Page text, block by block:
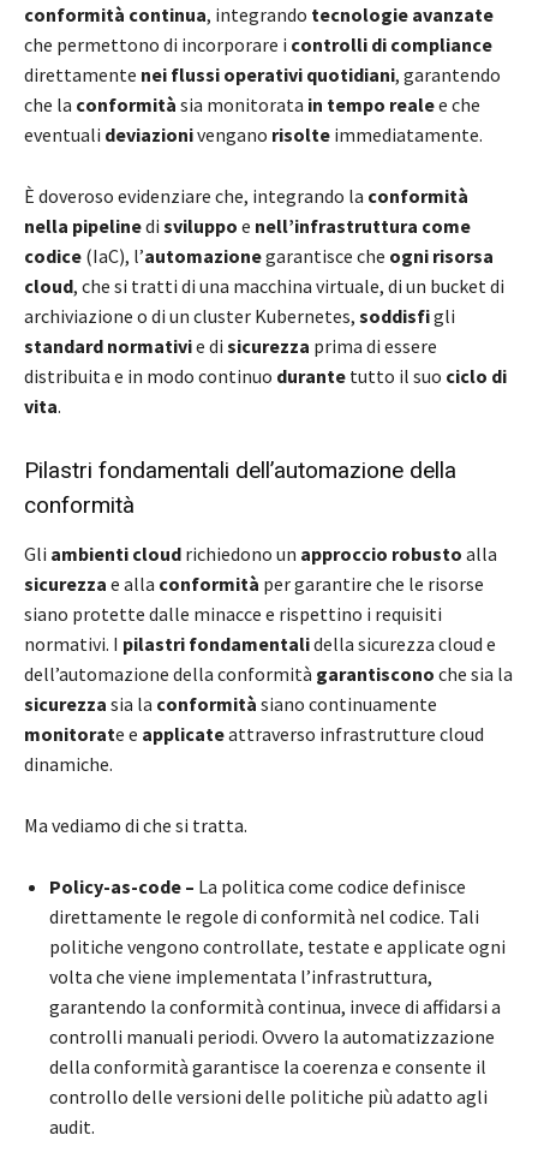
conformità continua, integrando tecnologie avanzate
che permettono di incorporare i controlli di compliance
direttamente nei flussi operativi quotidiani, garantendo
che la conformità sia monitorata in tempo realee che
eventuali deviazionivengano risolte immediatamente.
È doveroso evidenziare che, integrando la conformità
nella pipelinedi sviluppo e nell’infrastruttura come
codice (IaC), l’automazionegarantisce che ogni risorsa
cloud, che si tratti di una macchina virtuale, di un bucket di
archiviazione o di un cluster Kubernetes, soddisfigli
standard normativie di sicurezza prima di essere
distribuita e in modo continuo durante tutto il suo ciclo di
vita.
Pilastri fondamentali dell’automazione della
conformità
Gli ambienti cloud richiedono un approccio robusto alla
sicurezza e alla conformità per garantire che le risorse
siano protette dalle minacce e rispettino i requisiti
normativi. I pilastri fondamentalidella sicurezza cloud e
dell’automazione della conformità garantiscono che sia la
sicurezza sia la conformità siano continuamente
monitorate e applicateattraverso infrastrutture cloud
dinamiche.
Ma vediamo di che si tratta.
Policy-as-code – La politica come codice definisce
direttamente le regole di conformità nel codice. Tali
politiche vengono controllate, testate e applicate ogni
volta che viene implementata l’infrastruttura,
garantendo la conformità continua, invece di affidarsi a
controlli manuali periodi. Ovvero la automatizzazione
della conformità garantisce la coerenza e consente il
controllo delle versioni delle politiche più adatto agli
audit.